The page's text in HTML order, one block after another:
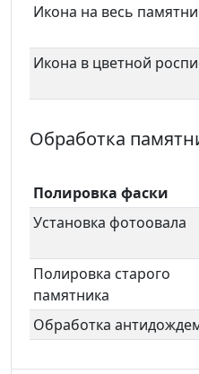
Икона на весь
Икона в цветной
Обработка
Полировка фаски
Установка фотоовала
Полировка старого
памятника
Обработка